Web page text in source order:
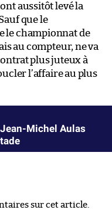
aussitôt levé la
que le
le championnat de
au compteur, ne va
plus juteux à
l’affaire au plus
Michel Aulas
sur cet article.